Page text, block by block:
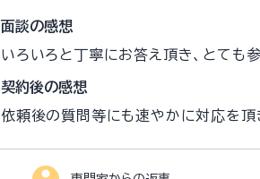
面談の感想
いろいろと丁寧にお答え頂き、とても参
契約後の感想
依頼後の質問等にも速やかに対応を頂